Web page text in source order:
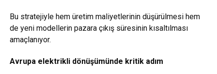
Bu stratejiyle hem üretim maliyetlerinin düşürülmesi hem
de yeni modellerin pazara çıkış süresinin kısaltılması
amaçlanıyor.
Avrupa elektrikli dönüşümünde kritik adım